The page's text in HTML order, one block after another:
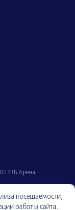
ВТБ Арена
посещаемости,
работы сайта.